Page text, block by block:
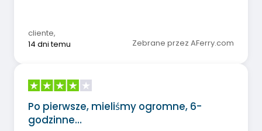
cliente,
14 dni temu
Zebrane przez AFerry.com
Po pierwsze, mieliśmy ogromne, 6-
godzinne…